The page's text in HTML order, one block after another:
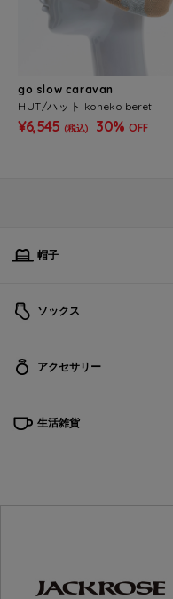
go slow caravan
HUT/ハット koneko beret
¥6,545 (税込) 30% OFF
帽子
ソックス
アクセサリー
生活雑貨